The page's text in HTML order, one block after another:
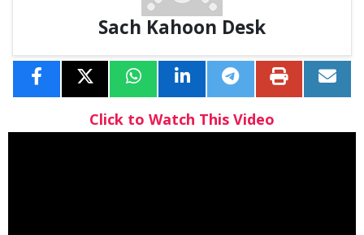
Sach Kahoon Desk
Click to Watch This Video